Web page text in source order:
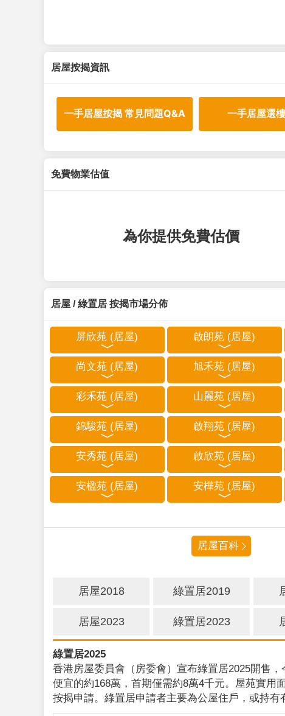
居屋按揭資訊
一手居屋按揭 常見問題Q&A 一手居屋選
免費物業估值
為你提供免費估價
居屋 / 綠置居 按揭市場分佈
屏欣苑 (居屋) 啟朗苑 (居屋)
尚文苑 (居屋) 旭禾苑 (居屋)
彩禾苑 (居屋) 山麗苑 (居屋)
錦駿苑 (居屋) 啟翔苑 (居屋)
安秀苑 (居屋) 啟欣苑 (居屋)
安楹苑 (居屋) 安樺苑 (居屋)
居屋百科
居屋2018 綠置居2019
居屋2023 綠置居2023
綠置居2025
香港房屋委員會（房委會）宣布綠置居2025開售
便宜的約168萬，首期僅需約8萬4千元。屋苑實用
按揭申請。綠置居申請者主要為公屋住戶，或持有